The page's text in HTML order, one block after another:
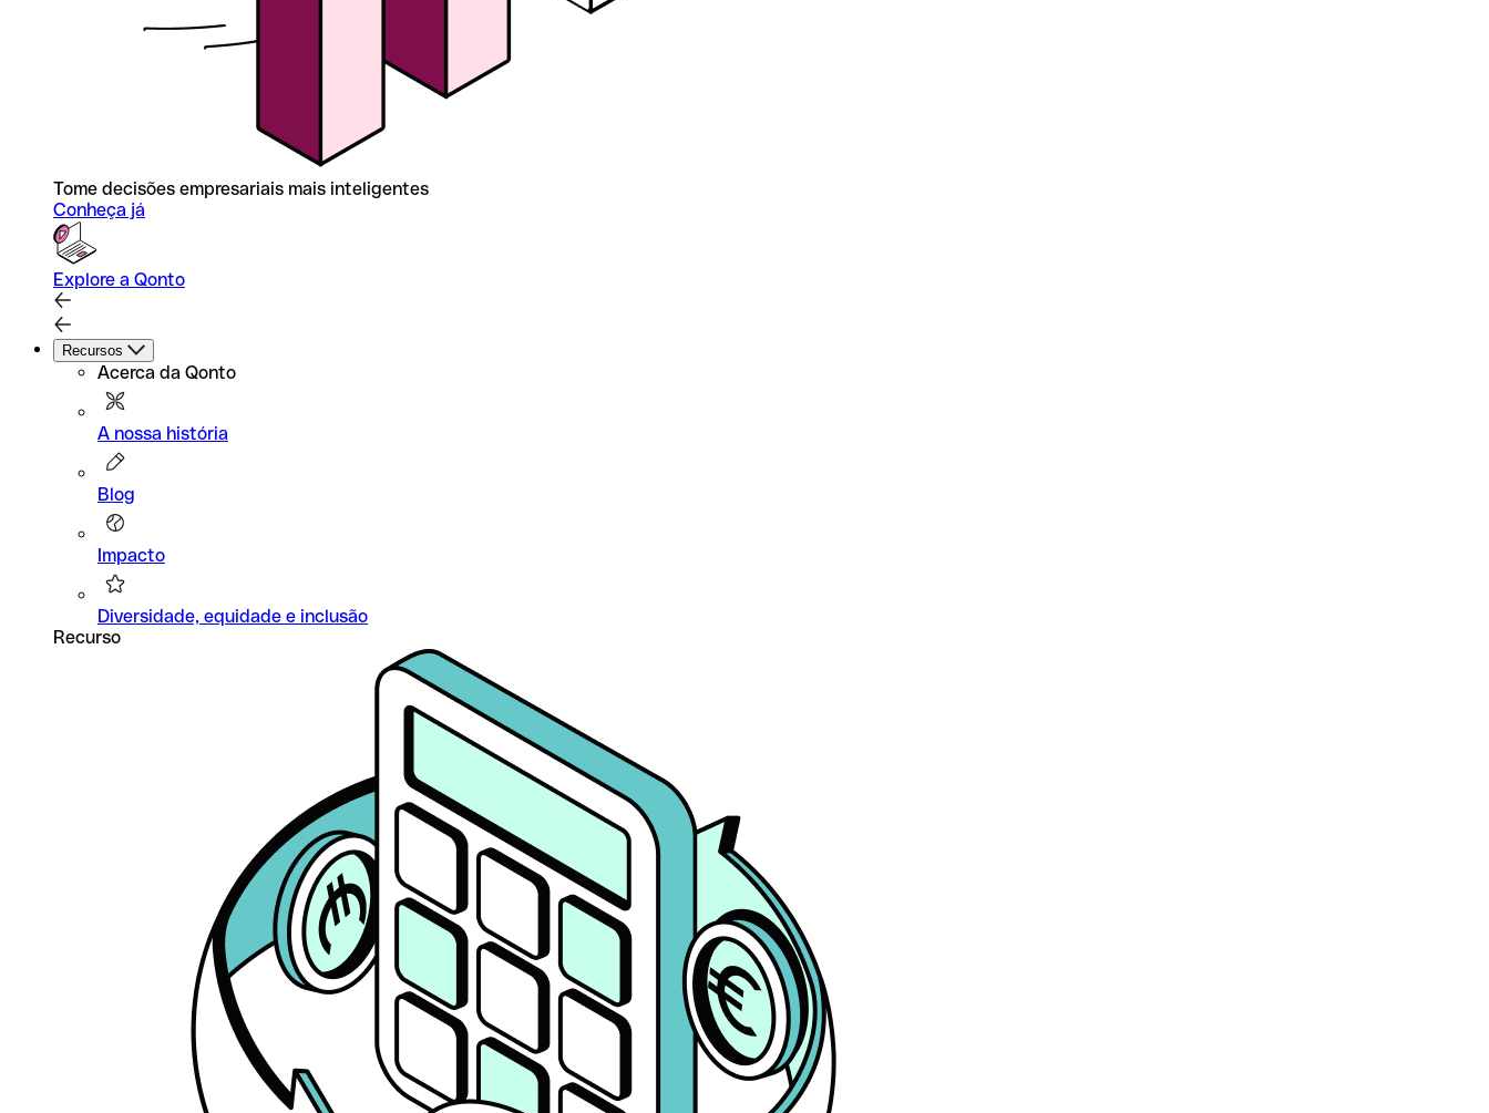
Tome decisões empresariais mais inteligentes
Conheça já
Explore a Qonto
Recursos
Acerca da Qonto
A nossa história
Blog
Impacto
Diversidade, equidade e inclusão
Recurso